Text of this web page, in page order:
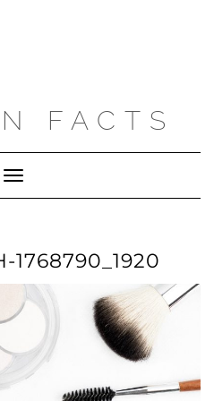
FACTS
Toggle
Navigation
1768790_1920